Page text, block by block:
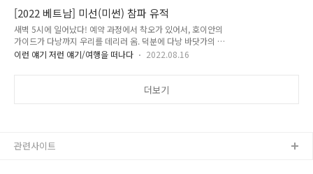
나마도 당연히 까먹었음. 하지만 재미는 있었다. 모리스 허쉬필
드는 이 전시회에서 처음 접했는데, 1930~40년대 미국 화가라
고. 어딘가 모르게 남미스러웠는데 정작 화가는 폴란드에서 태어
나 미국으로 이주한 사람이다. 옷공장에서 일하다가 일을 그만둔
뒤에 독학으로 미술을 배웠는데, 그림을 시작한 것이 1937년,
[2022 베트남] 미선(미썬) 참파 유적
새벽 5시에 일어났다! 예약 과정에서 착오가 있어서, 호이안의
가이드가 다낭까지 우리를 데리러 옴. 덕분에 다낭 바닷가의 새
벽 풍경을 볼 수 있었다. 이른 새벽부터 수영하는 사람들, 집단체
Thánh địa Mỹ Sơn (실제 발음은 미싼에 가까운 듯). 9-12세기
남인들에게 땅을 빼앗겼고, 이들의 힌두 문화와 산스크리트어를
이런 얘기 저런 얘기/여행을 떠나다 2022.08.16
더보기
관련사이트